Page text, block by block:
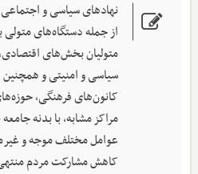
نهادهای سیاسی و اجتماعی
از جمله دستگاه‌های
متولیان بخش‌های
سیاسی و امنیتی و
کانون‌های فرهنگی،
مراکز مشابه، با بدنه
عوامل مختلف موجه و
کاهش مشارکت مردم